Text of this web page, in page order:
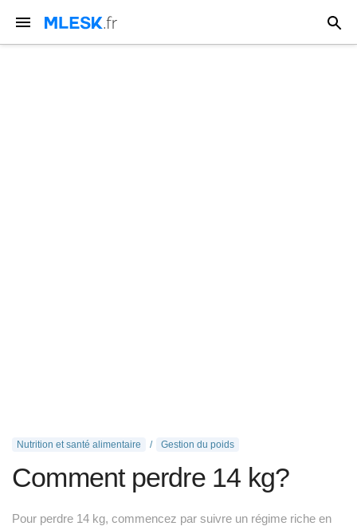
Nutrition et santé alimentaire Gestion du poids
Comment perdre 14 kg?
Pour perdre 14 kg, commencez par suivre un régime riche en